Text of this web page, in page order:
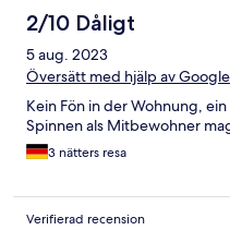
2/10 Dåligt
5 aug. 2023
Översätt med hjälp av Google
Kein Fön in der Wohnung,
Spinnen als Mitbewohner
3 nätters resa
Verifierad recension